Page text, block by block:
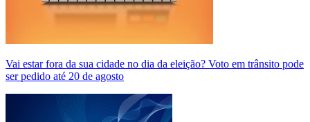
Vai estar fora da sua cidade no dia da eleição? Voto em trânsito pode
ser pedido até 20 de agosto